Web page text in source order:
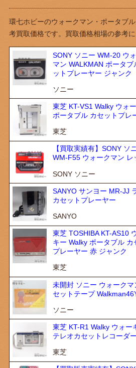
環七ホビーのウォークマン・ポータブ
考買取価格です。買取価格相場の参考に
SONY ソニー WM-20 ウ
マン WALKMAN ポータブ
ットプレーヤー ジャンク
ソニー
東芝 KT-VS1 Walky ウォ
ポータブル カセットプレ
東芝
【買取実績有】SONY ソ
WM-F55 ウォークマン レ
SONY ソニー
SANYO サンヨー MR-JJ
カセットプレーヤー
SANYO
東芝 TOSHIBA KT-AS10
キー Walky ポータブル カ
プレーヤー 赤 ジャンク
東芝
未開封 ソニー ウォークマ
セットテープ
ソニー
東芝 KT-R1 Walky ウォー
テレオカセットレコーダー
東芝